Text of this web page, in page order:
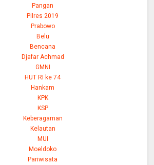
Pangan
Pilres 2019
Prabowo
Belu
Bencana
Djafar Achmad
GMNI
HUT RI ke 74
Hankam
KPK
KSP
Keberagaman
Kelautan
MUI
Moeldoko
Pariwisata